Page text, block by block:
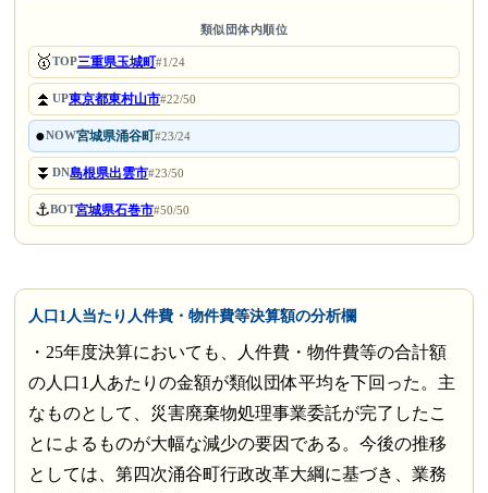
類似団体内順位
🥇TOP三重県玉城町#1/24
⏫UP東京都東村山市#22/50
●NOW宮城県涌谷町#23/24
⏬DN島根県出雲市#23/50
⚓BOT宮城県石巻市#50/50
人口1人当たり人件費・物件費等決算額の分析欄
・25年度決算においても、人件費・物件費等の合計額
の人口1人あたりの金額が類似団体平均を下回った。主
なものとして、災害廃棄物処理事業委託が完了したこ
とによるものが大幅な減少の要因である。今後の推移
としては、第四次涌谷町行政改革大綱に基づき、業務